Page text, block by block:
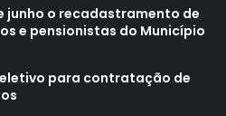
junho o recadastramento de
e pensionistas do Município
para contratação de